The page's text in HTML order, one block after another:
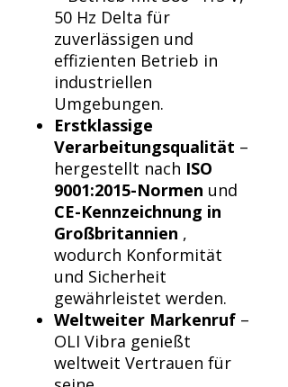
50 Hz Delta für
zuverlässigen und
effizienten Betrieb in
industriellen
Umgebungen.
Erstklassige
Verarbeitungsqualität –
hergestellt nach ISO
9001:2015-Normen und
CE-Kennzeichnung in
Großbritannien ,
wodurch Konformität
und Sicherheit
gewährleistet werden.
Weltweiter Markenruf –
OLI Vibra genießt
weltweit Vertrauen für